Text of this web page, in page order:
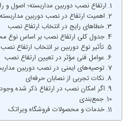
ارتفاع نصب دوربین مداربسته؛ اصول و
اهمیت ارتفاع در نصب دوربین مداربسته
خطاهای رایج در انتخاب ارتفاع نصب
جدول کلی ارتفاع نصب بر اساس نوع
تأثیر نوع دوربین بر انتخاب ارتفاع نصب
عوامل فنی مؤثر در تعیین ارتفاع نصب
توصیه‌های ایمنی در نصب دوربین
نکات تجربی از نصابان حرفه‌ای
اگر امکان نصب در ارتفاع ذکر شده
جمع‌بندی
خدمات و محصولات فروشگاه ویراتک